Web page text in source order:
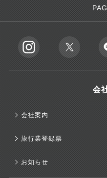
会
会社案内
旅行業登録票
お知らせ